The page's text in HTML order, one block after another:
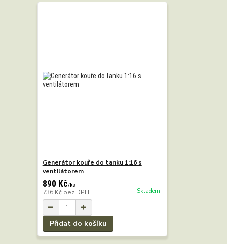
Generátor kouře do tanku 1:16 s
ventilátorem
890 Kč/ks
736 Kč bez DPH Skladem
Přidat do košíku